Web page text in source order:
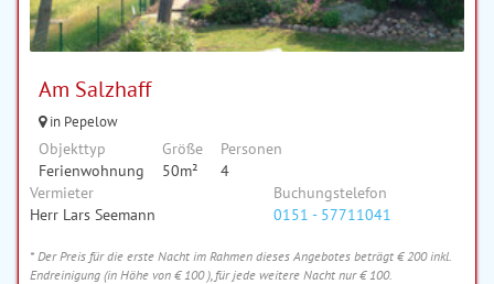
Am Salzhaff
in Pepelow
Objekttyp
Ferienwohnung
Größe
50m²
Personen
4
Vermieter
Herr Lars Seemann
Buchungstelefon
0151 - 57711041
* Der Preis für die erste Nacht im Rahmen dieses Angebotes beträgt € 200 inkl.
Endreinigung (in Höhe von € 100 ), für jede weitere Nacht nur € 100.